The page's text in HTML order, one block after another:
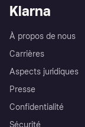
Klarna
À propos de nous
Carrières
Aspects juridiques
Presse
Confidentialité